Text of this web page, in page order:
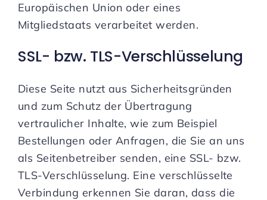
Europäischen Union oder eines
Mitgliedstaats verarbeitet werden.
SSL- bzw. TLS-Verschlüsselung
Diese Seite nutzt aus Sicherheitsgründen
und zum Schutz der Übertragung
vertraulicher Inhalte, wie zum Beispiel
Bestellungen oder Anfragen, die Sie an uns
als Seitenbetreiber senden, eine SSL- bzw.
TLS-Verschlüsselung. Eine verschlüsselte
Verbindung erkennen Sie daran, dass die